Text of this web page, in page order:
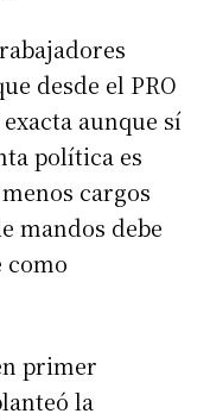
desde el PRO
aunque sí
política es
cargos
mandos debe
como
primer
la